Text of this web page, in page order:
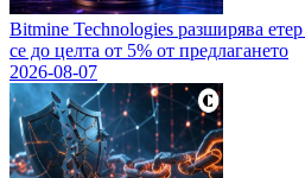
Bitmine Technologies разширява
се до целта от 5% от предлагането
2026-08-07